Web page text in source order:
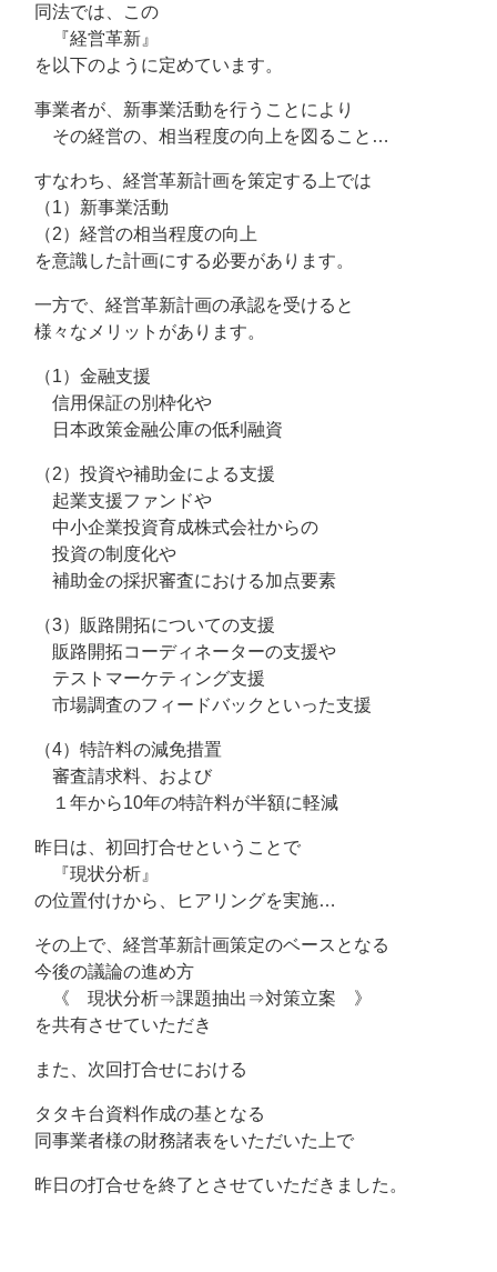
同法では、この
『経営革新』
を以下のように定めています。
事業者が、新事業活動を行うことにより
その経営の、相当程度の向上を図ること…
すなわち、経営革新計画を策定する上では
（1）新事業活動
（2）経営の相当程度の向上
を意識した計画にする必要があります。
一方で、経営革新計画の承認を受けると
様々なメリットがあります。
（1）金融支援
信用保証の別枠化や
日本政策金融公庫の低利融資
（2）投資や補助金による支援
起業支援ファンドや
中小企業投資育成株式会社からの
投資の制度化や
補助金の採択審査における加点要素
（3）販路開拓についての支援
販路開拓コーディネーターの支援や
テストマーケティング支援
市場調査のフィードバックといった支援
（4）特許料の減免措置
審査請求料、および
１年から10年の特許料が半額に軽減
昨日は、初回打合せということで
『現状分析』
の位置付けから、ヒアリングを実施…
その上で、経営革新計画策定のベースとなる
今後の議論の進め方
《 現状分析⇒課題抽出⇒対策立案 》
を共有させていただき
また、次回打合せにおける
タタキ台資料作成の基となる
同事業者様の財務諸表をいただいた上で
昨日の打合せを終了とさせていただきました。